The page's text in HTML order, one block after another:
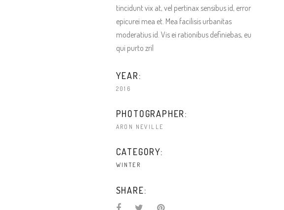
tincidunt vix at, vel pertinax sensibus id, error
epicurei mea et. Mea facilisis urbanitas
moderatius id. Vis ei rationibus definiebas, eu
qui purto zril
YEAR:
2016
PHOTOGRAPHER:
ARON NEVILLE
CATEGORY:
WINTER
SHARE: